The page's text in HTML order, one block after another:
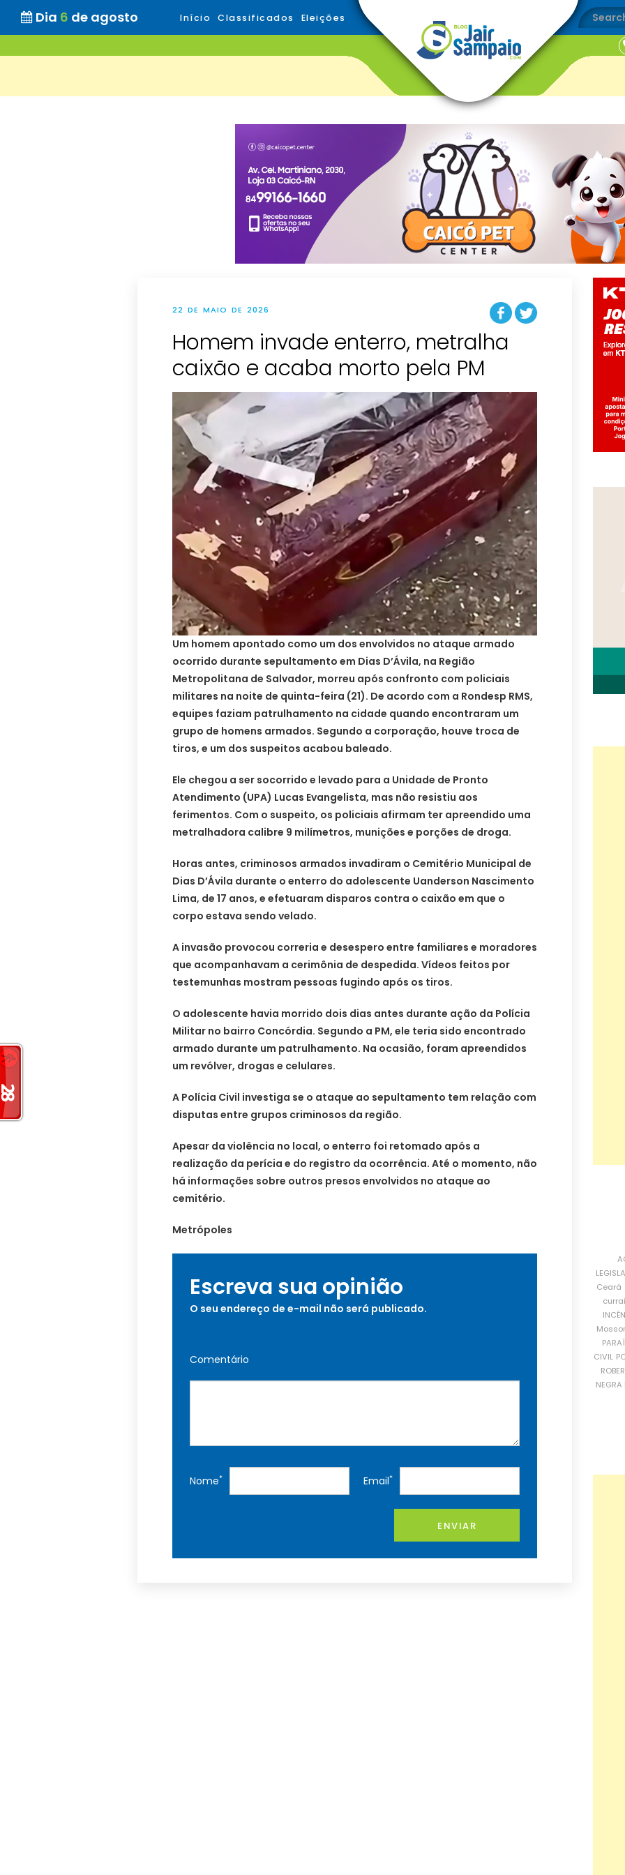
Dia 6 de agosto Início Classificados Eleições
22 DE MAIO DE 2026
Homem invade enterro, metralha
caixão e acaba morto pela PM
Um homem apontado como um dos envolvidos no ataque armado
ocorrido durante sepultamento em Dias D’Ávila, na Região
Metropolitana de Salvador, morreu após confronto com policiais
militares na noite de quinta-feira (21). De acordo com a Rondesp RMS,
equipes faziam patrulhamento na cidade quando encontraram um
grupo de homens armados. Segundo a corporação, houve troca de
tiros, e um dos suspeitos acabou baleado.
Ele chegou a ser socorrido e levado para a Unidade de Pronto
Atendimento (UPA) Lucas Evangelista, mas não resistiu aos
ferimentos. Com o suspeito, os policiais afirmam ter apreendido uma
metralhadora calibre 9 milímetros, munições e porções de droga.
Horas antes, criminosos armados invadiram o Cemitério Municipal de
Dias D’Ávila durante o enterro do adolescente Uanderson Nascimento
Lima, de 17 anos, e efetuaram disparos contra o caixão em que o
corpo estava sendo velado.
A invasão provocou correria e desespero entre familiares e moradores
que acompanhavam a cerimônia de despedida. Vídeos feitos por
testemunhas mostram pessoas fugindo após os tiros.
O adolescente havia morrido dois dias antes durante ação da Polícia
Militar no bairro Concórdia. Segundo a PM, ele teria sido encontrado
armado durante um patrulhamento. Na ocasião, foram apreendidos
um revólver, drogas e celulares.
A Polícia Civil investiga se o ataque ao sepultamento tem relação com
disputas entre grupos criminosos da região.
Apesar da violência no local, o enterro foi retomado após a
realização da perícia e do registro da ocorrência. Até o momento, não
há informações sobre outros presos envolvidos no ataque ao
cemitério.
Metrópoles
Escreva sua opinião
O seu endereço de e-mail não será publicado.
Comentário
Nome* Email*
ENVIAR
Ceará
CIVIL
NEGRA